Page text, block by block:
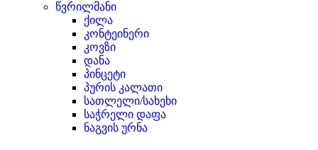
წვრილმანი
ქილა
კონტეინერი
კოვზი
დანა
პინცეტი
პურის კალათი
სათლელი/სახეხი
საჭრელი დაფა
ნაგვის ურნა